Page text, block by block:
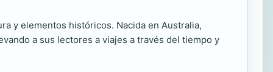
y elementos históricos. Nacida en Australia,
a sus lectores a viajes a través del tiempo y